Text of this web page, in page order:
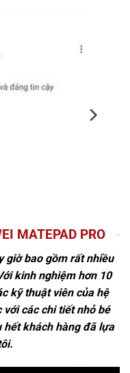
MATEPAD PRO
giờ bao gồm rất nhiều
kinh nghiệm hơn 10
kỹ thuật viên của hệ
các chi tiết nhỏ bé
hết khách hàng đã lựa